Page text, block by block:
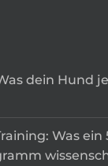
dein Hund
Was ein